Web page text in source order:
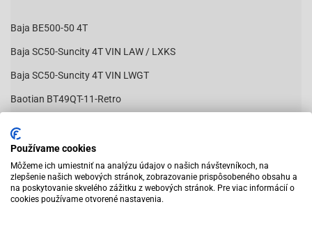
Baja BE500-50 4T
Baja SC50-Suncity 4T VIN LAW / LXKS
Baja SC50-Suncity 4T VIN LWGT
Baotian BT49QT-11-Retro
Baotian BT49QT-12C1-
Baotian BT49QT-12D-Hero
Baotian-BT49QT-12E Rocky
Vybavený servis s odborným vyškoleným personálom
Používame cookies
Môžeme ich umiestniť na analýzu údajov o našich návštevníkoch, na
zlepšenie našich webových stránok, zobrazovanie prispôsobeného obsahu a
na poskytovanie skvelého zážitku z webových stránok. Pre viac informácií o
cookies používame otvorené nastavenia.